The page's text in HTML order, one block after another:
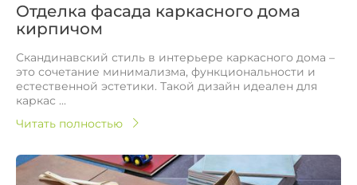
Отделка фасада каркасного дома
кирпичом
Скандинавский стиль в интерьере каркасного дома –
это сочетание минимализма, функциональности и
естественной эстетики. Такой дизайн идеален для
каркас ...
Читать полностью